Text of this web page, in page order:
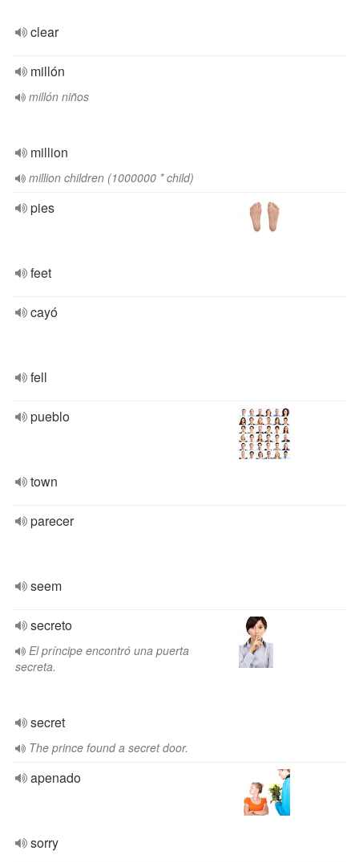
clear
millón
millón niños
million
million children (1000000 * child)
pies
feet
cayó
fell
pueblo
town
parecer
seem
secreto
El príncipe encontró una puerta
secreta.
secret
The prince found a secret door.
apenado
sorry